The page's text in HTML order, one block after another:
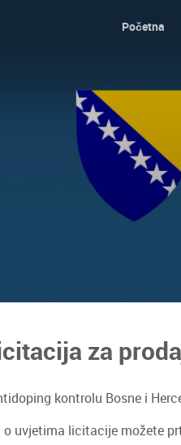
Početna
za
kontrolu Bosne i
o uvjetima licitacije možete